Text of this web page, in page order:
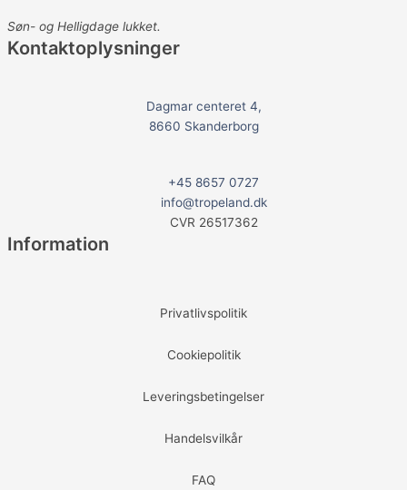
o
o
Søn- og Helligdage lukket.
Kontaktoplysninger
Dagmar centeret 4,
8660 Skanderborg
+45 8657 0727
info@tropeland.dk
CVR 26517362
Information
Privatlivspolitik
Cookiepolitik
Leveringsbetingelser
Handelsvilkår
FAQ